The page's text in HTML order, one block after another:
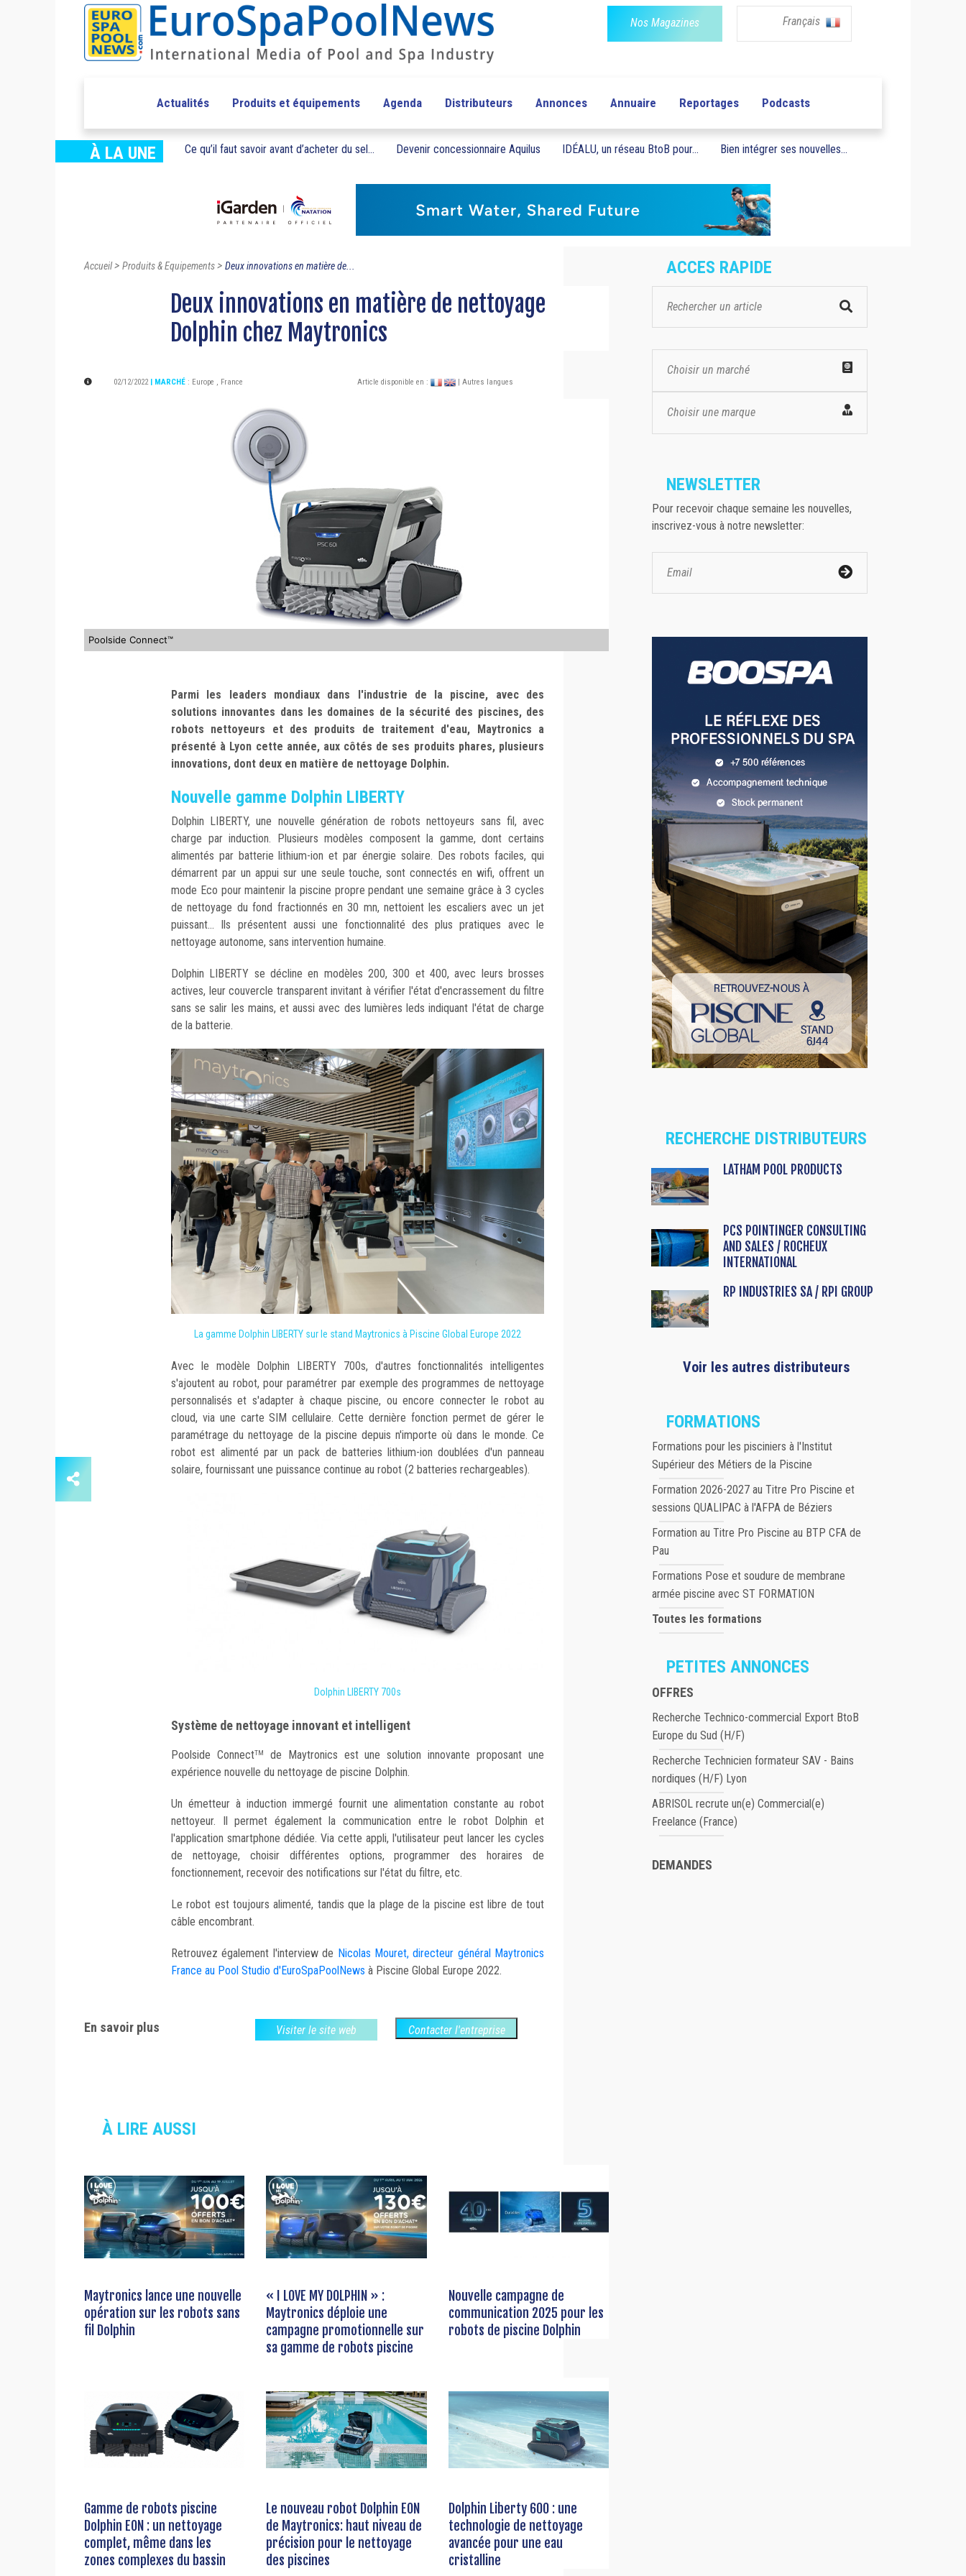
Nos Magazines Français
Actualités Produits et équipements Agenda Distributeurs Annonces Annuaire Reportages Podcasts
À LA UNE Ce qu’il faut savoir avant d’acheter du sel... Devenir concessionnaire Aquilus IDÉALU, un réseau BtoB pour... Bien intégrer ses nouvelles...
Accueil> Produits & Equipements> Deux innovations en matière de...
Deux innovations en matière de nettoyage
Dolphin chez Maytronics
02/12/2022 | MARCHÉ : Europe , France Article disponible en : | Autres langues
Poolside Connect™
Parmi les leaders mondiaux dans l'industrie de la piscine, avec des
solutions innovantes dans les domaines de la sécurité des piscines, des
robots nettoyeurs et des produits de traitement d'eau, Maytronics a
présenté à Lyon cette année, aux côtés de ses produits phares, plusieurs
innovations, dont deux en matière de nettoyage Dolphin.
Nouvelle gamme Dolphin LIBERTY
Dolphin LIBERTY, une nouvelle génération de robots nettoyeurs sans fil, avec
charge par induction. Plusieurs modèles composent la gamme, dont certains
alimentés par batterie lithium-ion et par énergie solaire. Des robots faciles, qui
démarrent par un appui sur une seule touche, sont connectés en wifi, offrent un
mode Eco pour maintenir la piscine propre pendant une semaine grâce à 3 cycles
de nettoyage du fond fractionnés en 30 mn, nettoient les escaliers avec un jet
puissant... Ils présentent aussi une fonctionnalité des plus pratiques avec le
nettoyage autonome, sans intervention humaine.
Dolphin LIBERTY se décline en modèles 200, 300 et 400, avec leurs brosses
actives, leur couvercle transparent invitant à vérifier l'état d'encrassement du filtre
sans se salir les mains, et aussi avec des lumières leds indiquant l'état de charge
de la batterie.
La gamme Dolphin LIBERTY sur le stand Maytronics à Piscine Global Europe 2022
Avec le modèle Dolphin LIBERTY 700s, d'autres fonctionnalités intelligentes
s'ajoutent au robot, pour paramétrer par exemple des programmes de nettoyage
personnalisés et s'adapter à chaque piscine, ou encore connecter le robot au
cloud, via une carte SIM cellulaire. Cette dernière fonction permet de gérer le
paramétrage du nettoyage de la piscine depuis n'importe où dans le monde. Ce
robot est alimenté par un pack de batteries lithium-ion doublées d'un panneau
solaire, fournissant une puissance continue au robot (2 batteries rechargeables).
Dolphin LIBERTY 700s
Système de nettoyage innovant et intelligent
Poolside ConnectTM
de Maytronics est une solution innovante proposant une
expérience nouvelle du nettoyage de piscine Dolphin.
Un émetteur à induction immergé fournit une alimentation constante au robot
nettoyeur. Il permet également la communication entre le robot Dolphin et
l'application smartphone dédiée. Via cette appli, l'utilisateur peut lancer les cycles
de nettoyage, choisir différentes options, programmer des horaires de
fonctionnement, recevoir des notifications sur l'état du filtre, etc.
Le robot est toujours alimenté, tandis que la plage de la piscine est libre de tout
câble encombrant.
Retrouvez également l'interview de Nicolas Mouret, directeur général Maytronics
France au Pool Studio d'EuroSpaPoolNews à Piscine Global Europe 2022.
En savoir plus Visiter le site web Contacter l'entreprise
À LIRE AUSSI
Maytronics lance une nouvelle
opération sur les robots sans
fil Dolphin
« I LOVE MY DOLPHIN » :
Maytronics déploie une
campagne promotionnelle sur
sa gamme de robots piscine
Nouvelle campagne de
communication 2025 pour les
robots de piscine Dolphin
Gamme de robots piscine
Dolphin EON : un nettoyage
complet, même dans les
zones complexes du bassin
Le nouveau robot Dolphin EON
de Maytronics: haut niveau de
précision pour le nettoyage
des piscines
Dolphin Liberty 600 : une
technologie de nettoyage
avancée pour une eau
cristalline
ACCES RAPIDE
Choisir un marché
Choisir une marque
NEWSLETTER
Pour recevoir chaque semaine les nouvelles,
inscrivez-vous à notre newsletter:
RECHERCHE DISTRIBUTEURS
LATHAM POOL PRODUCTS
PCS POINTINGER CONSULTING
AND SALES / ROCHEUX
INTERNATIONAL
RP INDUSTRIES SA / RPI GROUP
Voir les autres distributeurs
FORMATIONS
Formations pour les pisciniers à l'Institut
Supérieur des Métiers de la Piscine
Formation 2026-2027 au Titre Pro Piscine et
sessions QUALIPAC à l'AFPA de Béziers
Formation au Titre Pro Piscine au BTP CFA de
Pau
Formations Pose et soudure de membrane
armée piscine avec ST FORMATION
Toutes les formations
PETITES ANNONCES
OFFRES
Recherche Technico-commercial Export BtoB
Europe du Sud (H/F)
Recherche Technicien formateur SAV - Bains
nordiques (H/F) Lyon
ABRISOL recrute un(e) Commercial(e)
Freelance (France)
DEMANDES